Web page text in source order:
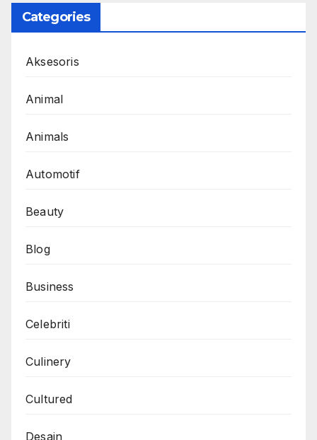
Categories
Aksesoris
Animal
Animals
Automotif
Beauty
Blog
Business
Celebriti
Culinery
Cultured
Desain